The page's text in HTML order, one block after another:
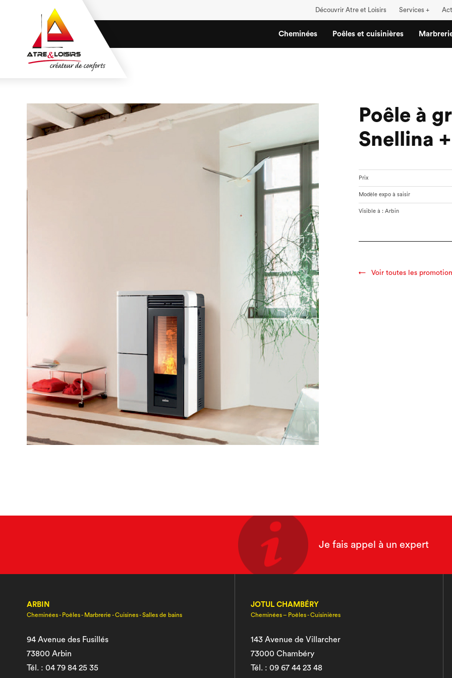
Découvrir Atre et Loisirs Services +
Cheminées Poêles et cuisinières
Poêle à
Snellina
Prix
Modèle expo à saisir
Visible à : Arbin
Voir toutes les
Je fais appel à un expert
ARBIN
Cheminées - Poêles - Marbrerie - Cuisines - Salles de bains
94 Avenue des Fusillés
73800 Arbin
Tél. : 04 79 84 25 35
JOTUL CHAMBÉRY
Cheminées – Poêles - Cuisinières
143 Avenue de Villarcher
73000 Chambéry
Tél. : 09 67 44 23 48